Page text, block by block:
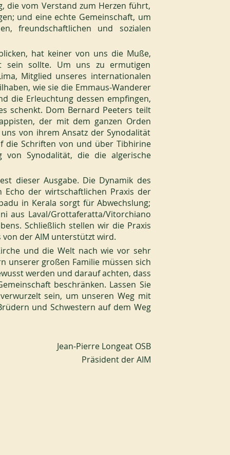
die vom Verstand zum Herzen führt,
und eine echte Gemeinschaft, um
freundschaftlichen und sozialen
hat keiner von uns die Muße,
sein sollte. Um uns zu ermutigen
Mitglied unseres internationalen
wie sie die Emmaus-Wanderer
die Erleuchtung dessen empfingen,
schenkt. Dom Bernard Peeters teilt
der mit dem ganzen Orden
von ihrem Ansatz der Synodalität
die Schriften von und über Tibhirine
Synodalität, die die algerische
dieser Ausgabe. Die Dynamik des
der wirtschaftlichen Praxis der
in Kerala sorgt für Abwechslung;
aus Laval/Grottaferatta/Vitorchiano
Schließlich stellen wir die Praxis
von der AIM unterstützt wird.
und die Welt nach wie vor sehr
unserer großen Familie müssen sich
werden und darauf achten, dass
beschränken. Lassen Sie
sein, um unseren Weg mit
und Schwestern auf dem Weg
Jean-Pierre Longeat OSB
Präsident der AIM